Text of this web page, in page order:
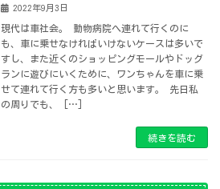
2022年9月3日
現代は車社会。 動物病院へ連れて行くのに
も、車に乗せなければいけないケースは多いで
すし、また近くのショッピングモールやドッグ
ランに遊びにいくために、ワンちゃんを車に乗
せて連れて行く方も多いと思います。 先日私
の周りでも、 […]
続きを読む